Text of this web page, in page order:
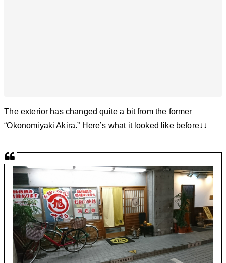
The exterior has changed quite a bit from the former
“Okonomiyaki Akira.” Here’s what it looked like before↓↓